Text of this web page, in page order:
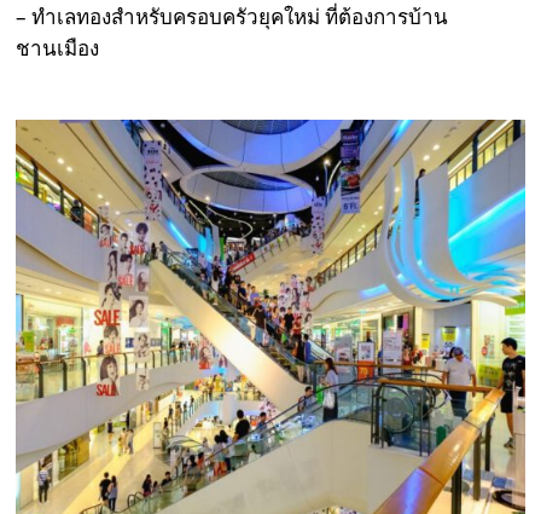
– ทำเลทองสำหรับครอบครัวยุคใหม่ ที่ต้องการบ้าน
ชานเมือง